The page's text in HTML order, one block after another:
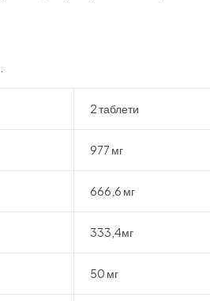
2 таблети
977 мг
666,6 мг
333,4мг
50 мг